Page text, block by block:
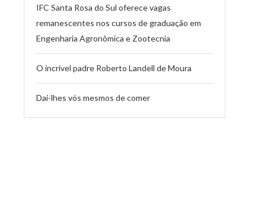
IFC Santa Rosa do Sul oferece vagas
remanescentes nos cursos de graduação em
Engenharia Agronômica e Zootecnia
O incrível padre Roberto Landell de Moura
Dai-lhes vós mesmos de comer